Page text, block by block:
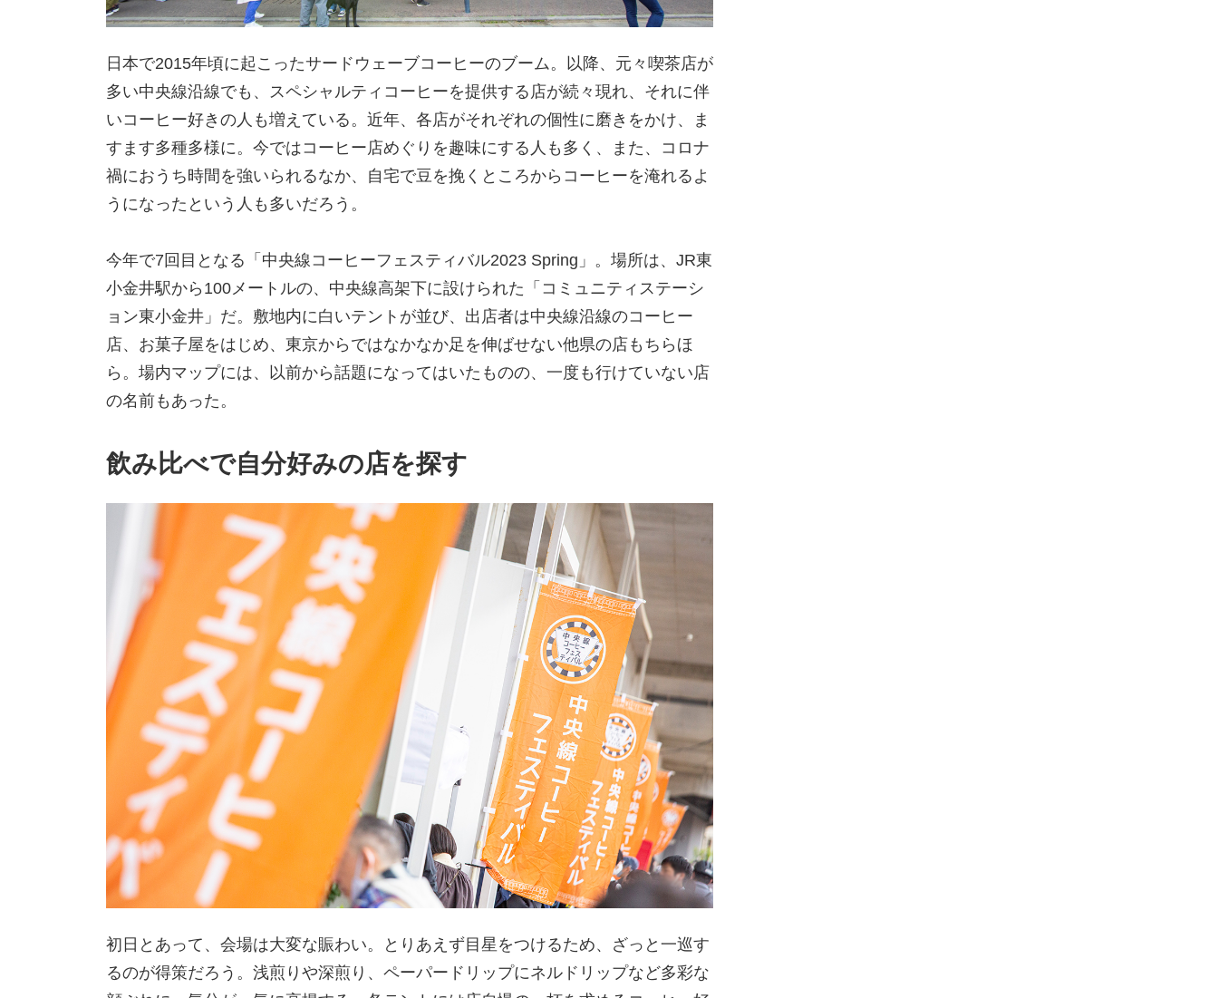
日本で2015年頃に起こったサードウェーブコーヒーのブーム。以降、元々喫茶店が
多い中央線沿線でも、スペシャルティコーヒーを提供する店が続々現れ、それに伴
いコーヒー好きの人も増えている。近年、各店がそれぞれの個性に磨きをかけ、ま
すます多種多様に。今ではコーヒー店めぐりを趣味にする人も多く、また、コロナ
禍におうち時間を強いられるなか、自宅で豆を挽くところからコーヒーを淹れるよ
うになったという人も多いだろう。
今年で7回目となる「中央線コーヒーフェスティバル2023 Spring」。場所は、JR東
小金井駅から100メートルの、中央線高架下に設けられた「コミュニティステーシ
ョン東小金井」だ。敷地内に白いテントが並び、出店者は中央線沿線のコーヒー
店、お菓子屋をはじめ、東京からではなかなか足を伸ばせない他県の店もちらほ
ら。場内マップには、以前から話題になってはいたものの、一度も行けていない店
の名前もあった。
飲み比べで自分好みの店を探す
初日とあって、会場は大変な賑わい。とりあえず目星をつけるため、ざっと一巡す
るのが得策だろう。浅煎りや深煎り、ペーパードリップにネルドリップなど多彩な